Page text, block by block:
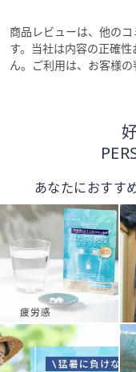
商品レビューは、他の
す。当社は内容の正確
ん。ご利用は、お客様の
あなたにおすす